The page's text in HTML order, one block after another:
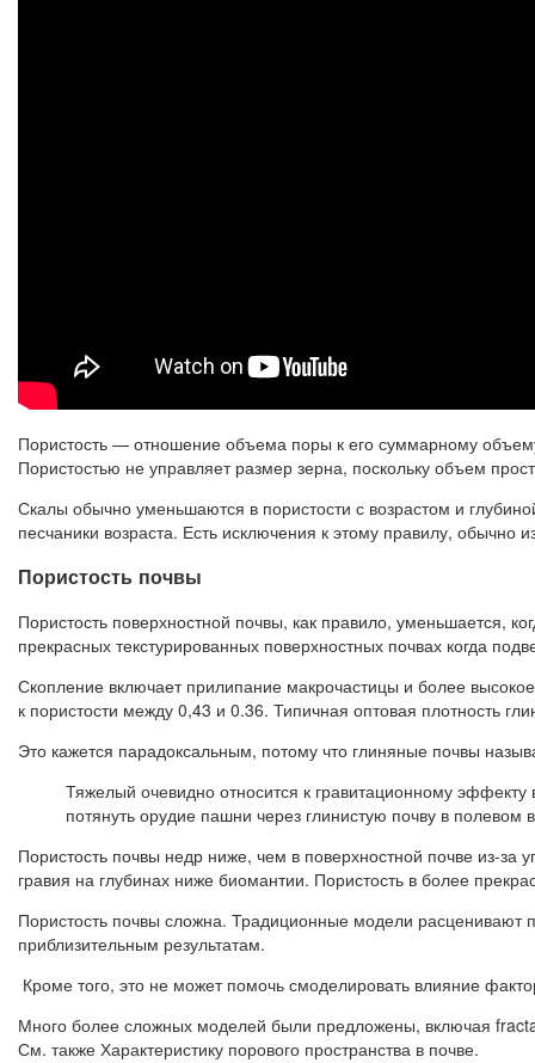
Пористость — отношение объема поры к его суммарному
Пористостью не управляет размер зерна, поскольку объем
Скалы обычно уменьшаются в пористости с возрастом и
песчаники возраста. Есть исключения к этому правилу, обычно
Пористость почвы
Пористость поверхностной почвы, как правило, уменьшается,
прекрасных текстурированных поверхностных почвах когда
Скопление включает прилипание макрочастицы и более
к пористости между 0,43 и 0.36. Типичная оптовая плотность
Это кажется парадоксальным, потому что глиняные почвы
Тяжелый очевидно относится к гравитационному
потянуть орудие пашни через глинистую почву в
Пористость почвы недр ниже, чем в поверхностной почве из-
гравия на глубинах ниже биомантии. Пористость в более
Пористость почвы сложна. Традиционные модели расценивают
приблизительным результатам.
Кроме того, это не может помочь смоделировать влияние
Много более сложных моделей были предложены, включая
См. также Характеристику порового пространства в почве.